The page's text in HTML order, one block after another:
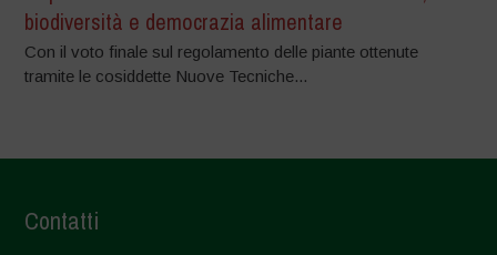
biodiversità e democrazia alimentare
Con il voto finale sul regolamento delle piante ottenute
tramite le cosiddette Nuove Tecniche...
Contatti